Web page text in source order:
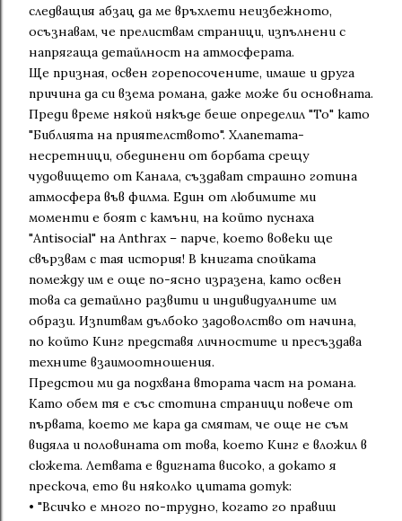
следващия абзац да ме връхлети неизбежното,
осъзнавам, че прелиствам страници, изпълнени с
напрягаща детайлност на атмосферата.
Ще призная, освен горепосочените, имаше и друга
причина да си взема романа, даже може би основната.
Преди време някой някъде беше определил "То" като
"Библията на приятелството". Хлапетата-
несретници, обединени от борбата срещу
чудовището от Канала, създават страшно готина
атмосфера във филма. Един от любимите ми
моменти е боят с камъни, на който пуснаха
"Antisocial" на Anthrax – парче, което вовеки ще
свързвам с тая история! В книгата спойката
помежду им е още по-ясно изразена, като освен
това са детайлно развити и индивидуалните им
образи. Изпитвам дълбоко задоволство от начина,
по който Кинг представя личностите и пресъздава
техните взаимоотношения.
Предстои ми да подхвана втората част на романа.
Като обем тя е със стотина страници повече от
първата, което ме кара да смятам, че още не съм
видяла и половината от това, което Кинг е вложил в
сюжета. Летвата е вдигната високо, а докато я
прескоча, ето ви няколко цитата дотук:
• "Всичко е много по-трудно, когато го правиш